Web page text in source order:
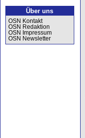
Über uns
OSN Kontakt
OSN Redaktion
OSN Impressum
OSN Newsletter